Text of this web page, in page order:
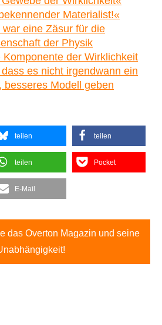
Materialist!«
eine Zäsur für die
der Physik
Komponente der Wirklichkeit
es nicht irgendwann ein
besseres Modell geben
teilen teilen
teilen Pocket
E-Mail
das Overton Magazin und seine